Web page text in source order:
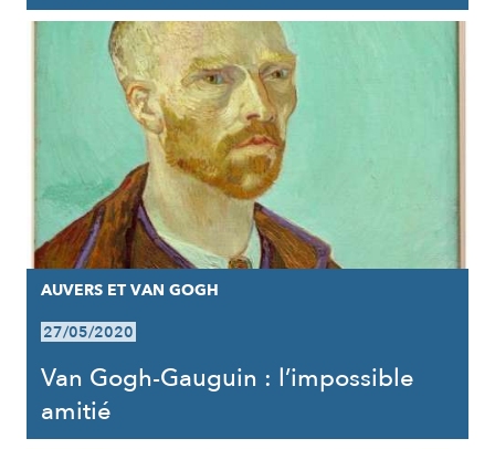
AUVERS ET VAN GOGH
27/05/2020
Van Gogh-Gauguin : l’impossible
amitié